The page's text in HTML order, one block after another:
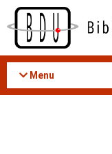
Acessar
conteúdo
Menu